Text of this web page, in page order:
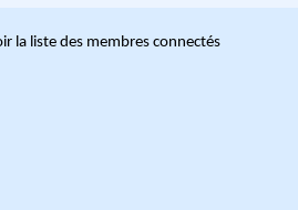
la liste des membres connectés